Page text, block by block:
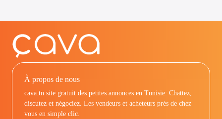
À propos de nous
cava.tn site gratuit des petites annonces en Tunisie: Chattez,
discutez et négociez. Les vendeurs et acheteurs prés de chez
vous en simple clic.